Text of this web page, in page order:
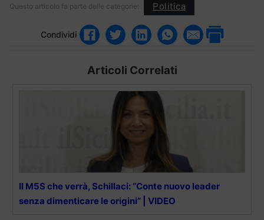
Questo articolo fa parte delle categorie: Politica
Condividi
Articoli Correlati
Il M5S che verrà, Schillaci: “Conte nuovo leader
senza dimenticare le origini” | VIDEO